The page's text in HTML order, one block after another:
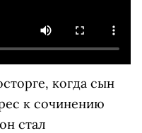
когда сын
к сочинению
стал